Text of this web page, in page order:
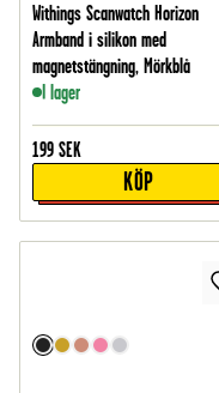
Withings Scanwatch Horizon
Armband i silikon med
magnetstängning, Mörkblå
I lager
199 SEK
KÖP